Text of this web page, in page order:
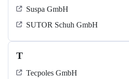
Suspa GmbH
SUTOR Schuh GmbH
T
Tecpoles GmbH